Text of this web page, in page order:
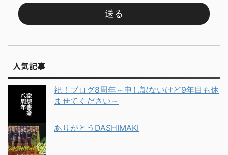
人気記事
祝！ブログ8周年～申し訳ないけど9年目も休
ませてください～
ありがとうDASHIMAKI